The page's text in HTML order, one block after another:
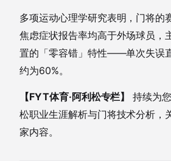
多项运动心理学研究表明，门将的
焦虑症状报告率均高于外场球员，
置的「零容错」特性——单次失误
约为60%。
【FYT体育·阿利松专栏】
持续为
松职业生涯解析与门将技术分析，
家内容。